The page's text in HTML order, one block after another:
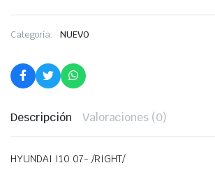
Categoría: NUEVO
Descripción Valoraciones (0)
HYUNDAI I10 07- /RIGHT/